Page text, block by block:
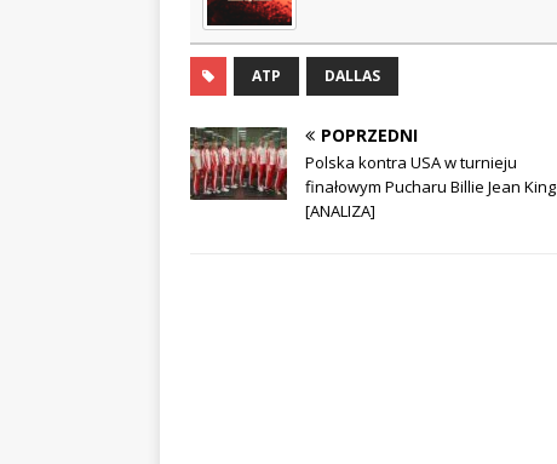
ATP DALLAS
POPRZEDNI
Polska kontra USA w turnieju
finałowym Pucharu Billie Jean King
[ANALIZA]